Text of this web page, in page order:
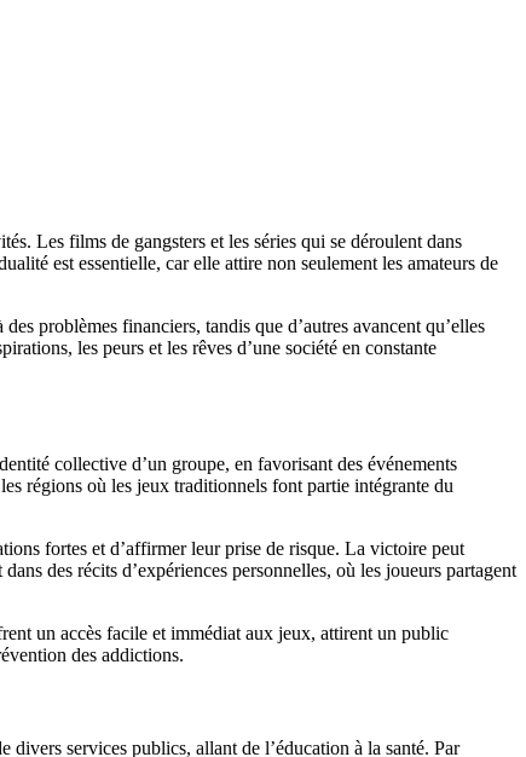
Les films de gangsters et les séries qui se déroulent dans
est essentielle, car elle attire non seulement les amateurs de
problèmes financiers, tandis que d’autres avancent qu’elles
les peurs et les rêves d’une société en constante
collective d’un groupe, en favorisant des événements
régions où les jeux traditionnels font partie intégrante du
fortes et d’affirmer leur prise de risque. La victoire peut
des récits d’expériences personnelles, où les joueurs partagent
un accès facile et immédiat aux jeux, attirent un public
des addictions.
services publics, allant de l’éducation à la santé. Par